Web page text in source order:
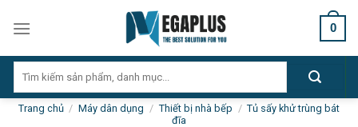
0
kiếm:
Trang chủ / Máy dân dụng / Thiết bị nhà bếp / Tủ sấy khử trùng bát
đĩa